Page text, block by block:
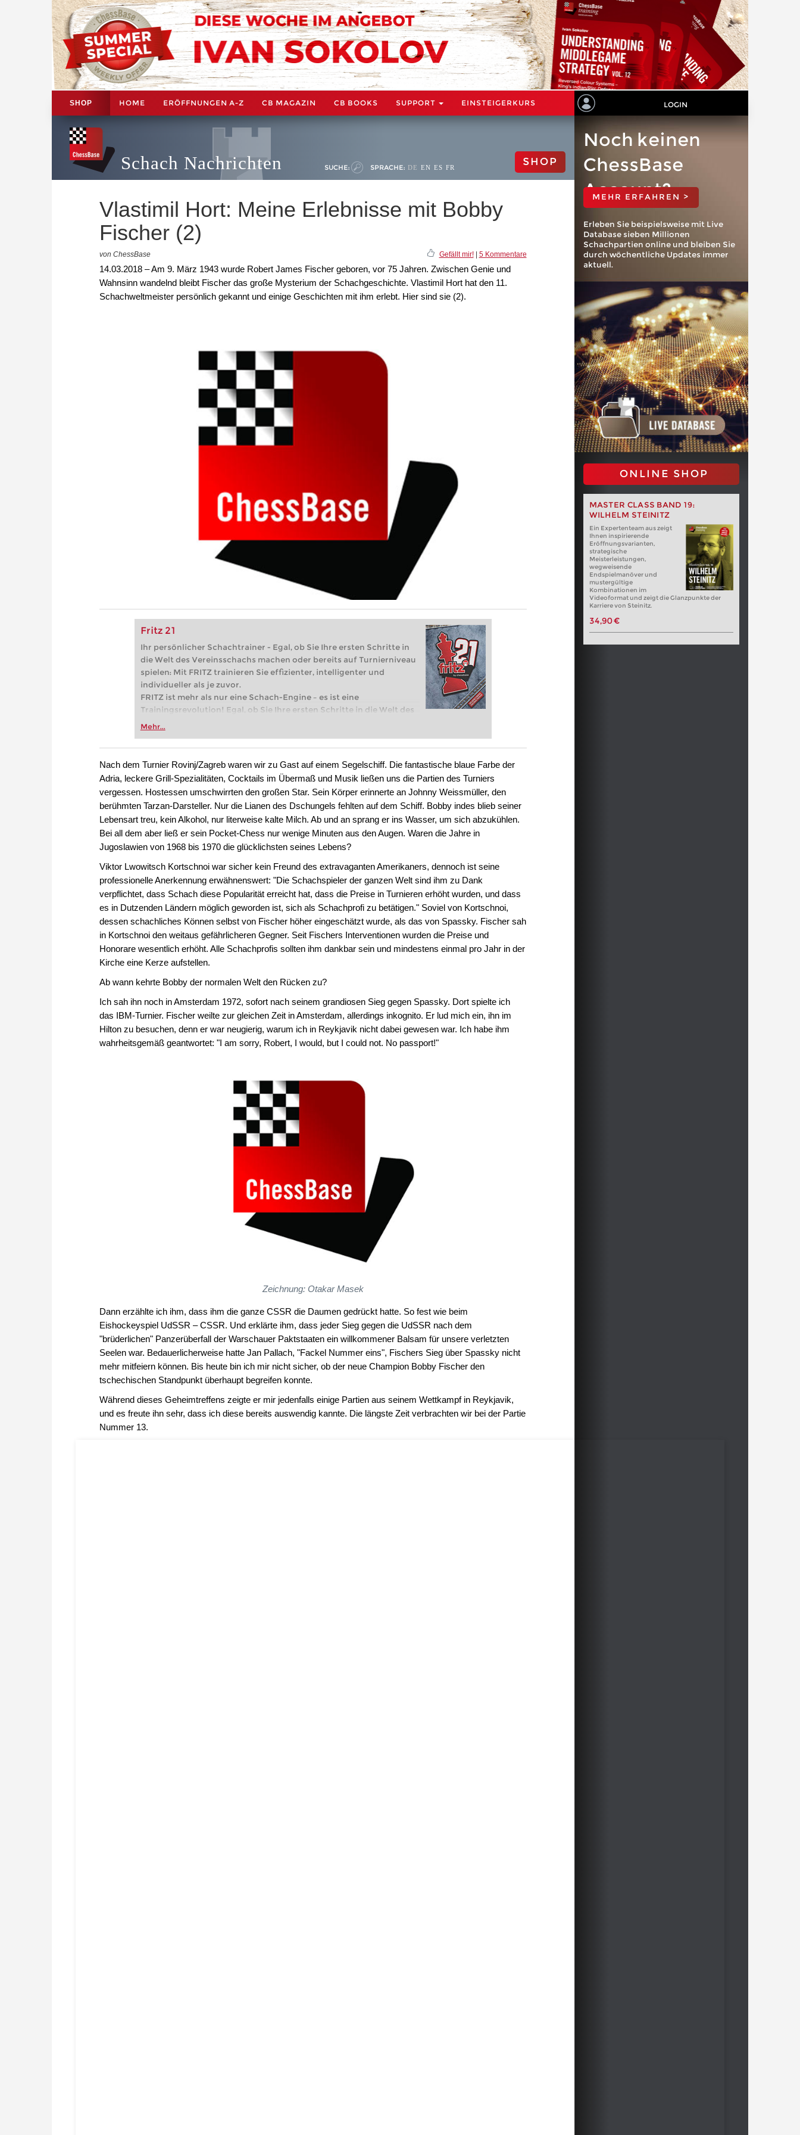
SHOP HOME ERÖFFNUNGEN A-Z CB MAGAZIN CB BOOKS SUPPORT EINSTEIGERKURS LOGIN
Schach Nachrichten SUCHE: SPRACHE: DE EN ES FR SHOP
Vlastimil Hort: Meine Erlebnisse mit Bobby
Fischer (2)
von ChessBase Gefällt mir!| 5 Kommentare
14.03.2018 – Am 9. März 1943 wurde Robert James Fischer geboren, vor 75 Jahren. Zwischen Genie und
Wahnsinn wandelnd bleibt Fischer das große Mysterium der Schachgeschichte. Vlastimil Hort hat den 11.
Schachweltmeister persönlich gekannt und einige Geschichten mit ihm erlebt. Hier sind sie (2).
Fritz 21
Ihr persönlicher Schachtrainer - Egal, ob Sie Ihre ersten Schritte in
die Welt des Vereinsschachs machen oder bereits auf Turnierniveau
spielen: Mit FRITZ trainieren Sie effizienter, intelligenter und
individueller als je zuvor.
FRITZ ist mehr als nur eine Schach-Engine – es ist eine
Trainingsrevolution! Egal, ob Sie Ihre ersten Schritte in die Welt des
Vereinsschachs machen oder bereits auf Turnierniveau spielen: Mit
zuvor.
Mehr...
Noch keinen
ChessBase
Account?
MEHR ERFAHREN >
Erleben Sie beispielsweise mit Live
Database sieben Millionen
Schachpartien online und bleiben Sie
durch wöchentliche Updates immer
aktuell.
ONLINE SHOP
MASTER CLASS BAND 19:
WILHELM STEINITZ
Ein Expertenteam aus zeigt
Ihnen inspirierende
Eröffnungsvarianten,
strategische
Meisterleistungen,
wegweisende
Endspielmanöver und
mustergültige
Kombinationen im
Videoformat und zeigt die Glanzpunkte der
Karriere von Steinitz.
34,90 €
Nach dem Turnier Rovinj/Zagreb waren wir zu Gast auf einem Segelschiff. Die fantastische blaue Farbe der
Adria, leckere Grill-Spezialitäten, Cocktails im Übermaß und Musik ließen uns die Partien des Turniers
vergessen. Hostessen umschwirrten den großen Star. Sein Körper erinnerte an Johnny Weissmüller, den
berühmten Tarzan-Darsteller. Nur die Lianen des Dschungels fehlten auf dem Schiff. Bobby indes blieb seiner
Lebensart treu, kein Alkohol, nur literweise kalte Milch. Ab und an sprang er ins Wasser, um sich abzukühlen.
Bei all dem aber ließ er sein Pocket-Chess nur wenige Minuten aus den Augen. Waren die Jahre in
Jugoslawien von 1968 bis 1970 die glücklichsten seines Lebens?
Viktor Lwowitsch Kortschnoi war sicher kein Freund des extravaganten Amerikaners, dennoch ist seine
professionelle Anerkennung erwähnenswert: "Die Schachspieler der ganzen Welt sind ihm zu Dank
verpflichtet, dass Schach diese Popularität erreicht hat, dass die Preise in Turnieren erhöht wurden, und dass
es in Dutzenden Ländern möglich geworden ist, sich als Schachprofi zu betätigen." Soviel von Kortschnoi,
dessen schachliches Können selbst von Fischer höher eingeschätzt wurde, als das von Spassky. Fischer sah
in Kortschnoi den weitaus gefährlicheren Gegner. Seit Fischers Interventionen wurden die Preise und
Honorare wesentlich erhöht. Alle Schachprofis sollten ihm dankbar sein und mindestens einmal pro Jahr in der
Kirche eine Kerze aufstellen.
Ab wann kehrte Bobby der normalen Welt den Rücken zu?
Ich sah ihn noch in Amsterdam 1972, sofort nach seinem grandiosen Sieg gegen Spassky. Dort spielte ich
das IBM-Turnier. Fischer weilte zur gleichen Zeit in Amsterdam, allerdings inkognito. Er lud mich ein, ihn im
Hilton zu besuchen, denn er war neugierig, warum ich in Reykjavik nicht dabei gewesen war. Ich habe ihm
wahrheitsgemäß geantwortet: "I am sorry, Robert, I would, but I could not. No passport!"
Zeichnung: Otakar Masek
Dann erzählte ich ihm, dass ihm die ganze CSSR die Daumen gedrückt hatte. So fest wie beim
Eishockeyspiel UdSSR – CSSR. Und erklärte ihm, dass jeder Sieg gegen die UdSSR nach dem
"brüderlichen" Panzerüberfall der Warschauer Paktstaaten ein willkommener Balsam für unsere verletzten
Seelen war. Bedauerlicherweise hatte Jan Pallach, "Fackel Nummer eins", Fischers Sieg über Spassky nicht
mehr mitfeiern können. Bis heute bin ich mir nicht sicher, ob der neue Champion Bobby Fischer den
tschechischen Standpunkt überhaupt begreifen konnte.
Während dieses Geheimtreffens zeigte er mir jedenfalls einige Partien aus seinem Wettkampf in Reykjavik,
und es freute ihn sehr, dass ich diese bereits auswendig kannte. Die längste Zeit verbrachten wir bei der Partie
Nummer 13.